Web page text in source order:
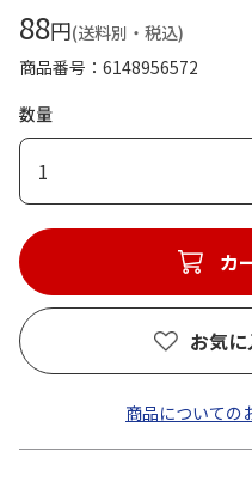
88円(送料別・税込)
商品番号
6148956572
数量
1
カ
お気
商品についての